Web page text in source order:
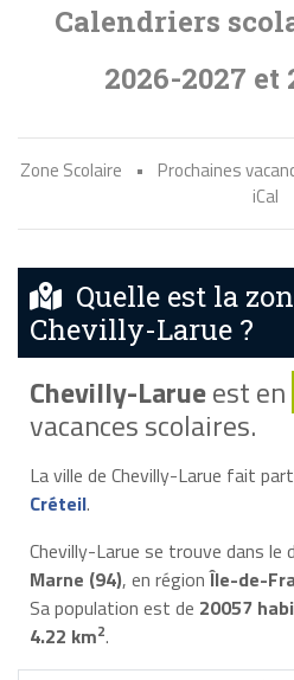
Calendriers
2026-2027 et
Zone Scolaire • Prochaines
iCal
Quelle est la
Chevilly-Larue ?
Chevilly-Larueest en
vacances scolaires.
La ville de Chevilly-Larue fait
Créteil.
Chevilly-Larue se trouve dans le
Marne (94), en régionÎle-de-
Sa population est de 20057
4.22 km2.